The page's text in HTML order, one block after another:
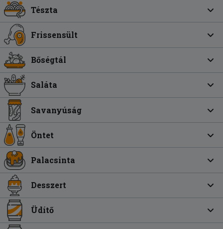
Tészta
Frissensült
Bőségtál
Saláta
Savanyúság
Öntet
Palacsinta
Desszert
Üdítő